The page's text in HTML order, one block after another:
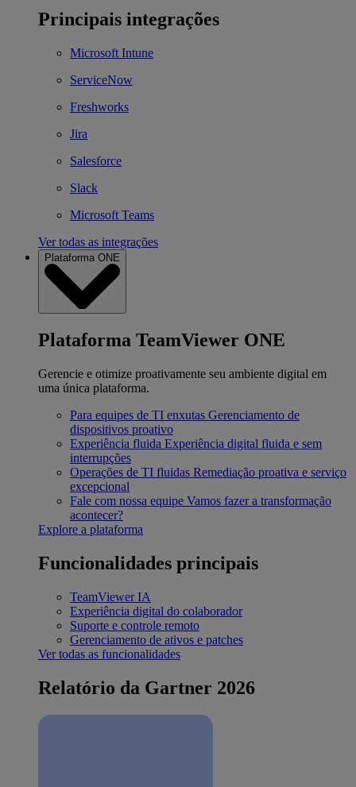
Principais integrações
Microsoft Intune
ServiceNow
Freshworks
Jira
Salesforce
Slack
Microsoft Teams
Ver todas as integrações
Plataforma ONE
Plataforma TeamViewer ONE
Gerencie e otimize proativamente seu ambiente digital em
uma única plataforma.
Para equipes de TI enxutas Gerenciamento de
dispositivos proativo
Experiência fluida Experiência digital fluida e sem
interrupções
Operações de TI fluidas Remediação proativa e serviço
excepcional
Fale com nossa equipe Vamos fazer a transformação
acontecer?
Explore a plataforma
Funcionalidades principais
TeamViewer IA
Experiência digital do colaborador
Suporte e controle remoto
Gerenciamento de ativos e patches
Ver todas as funcionalidades
Relatório da Gartner 2026